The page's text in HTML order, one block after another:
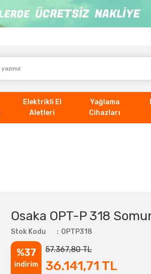
Elektrikli El
Aletleri
Yağlama
Cihazları
Osaka OPT-P 318
Stok Kodu OPTP318
%37
indirim
57.367,80 TL
36.141,71 TL